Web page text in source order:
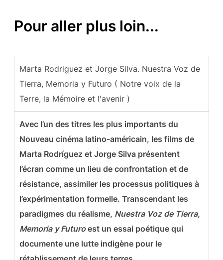
Pour aller plus loin...
Marta Rodriguez et Jorge Silva. Nuestra Voz de
Tierra, Memoria y Futuro ( Notre voix de la
Terre, la Mémoire et l'avenir )
Avec l’un des titres les plus importants du
Nouveau cinéma latino-américain, les films de
Marta Rodríguez et Jorge Silva présentent
l’écran comme un lieu de confrontation et de
résistance, assimiler les processus politiques à
l’expérimentation formelle. Transcendant les
paradigmes du réalisme, Nuestra Voz de Tierra,
Memoria y Futuroest un essai poétique qui
documente une lutte indigène pour le